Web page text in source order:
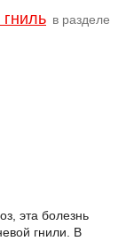
в разделе
эта болезнь
гнили. В